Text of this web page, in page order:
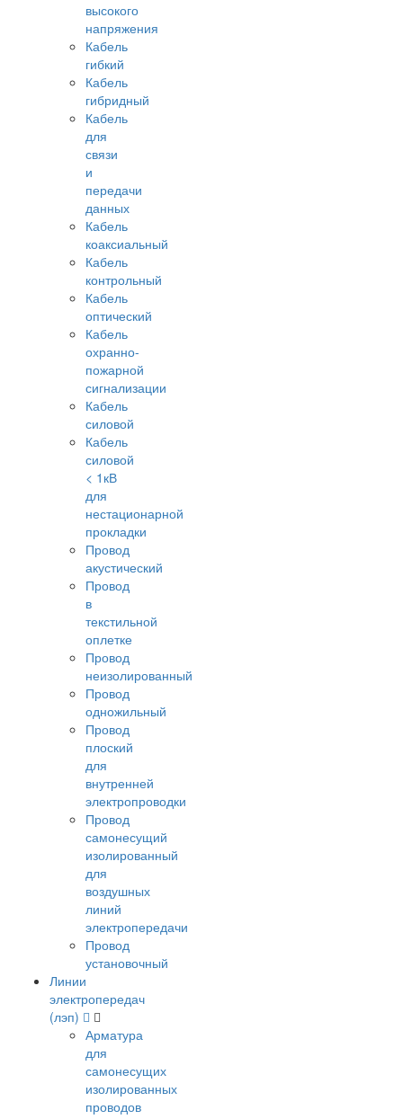
высокого
напряжения
Кабель
гибкий
Кабель
гибридный
Кабель
для
связи
и
передачи
данных
Кабель
коаксиальный
Кабель
контрольный
Кабель
оптический
Кабель
охранно-
пожарной
сигнализации
Кабель
силовой
Кабель
силовой
< 1кВ
для
нестационарной
прокладки
Провод
акустический
Провод
в
текстильной
оплетке
Провод
неизолированный
Провод
одножильный
Провод
плоский
для
внутренней
электропроводки
Провод
самонесущий
изолированный
для
воздушных
линий
электропередачи
Провод
установочный
Линии
электропередач
(лэп)
Арматура
для
самонесущих
изолированных
проводов